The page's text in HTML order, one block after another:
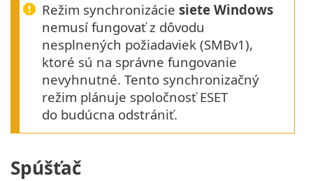
Režim synchronizácie siete Windows
nemusí fungovať z dôvodu
nesplnených požiadaviek (SMBv1),
ktoré sú na správne fungovanie
nevyhnutné. Tento synchronizačný
režim plánuje spoločnosť ESET
do budúcna odstrániť.
Spúšťač